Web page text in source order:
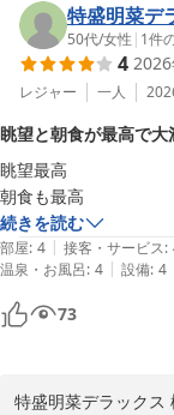
す。また、ご朝食
ッフにとりましても
と美味しい朝食をご
しをスタッフ一同心
ホテルメトロポリタ
2026-07-27
特盛明菜デ
50代/女性 | 1件
4
レジャー 一人
眺望と朝食が最高で大
眺望最高
朝食も最高
続きを読む
部屋: 4 | 接客・サービス:
温泉・お風呂: 4 | 設備: 4
73
特盛明菜デラックス